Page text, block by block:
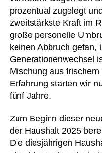
prozentual zugelegt
zweitstärkste Kraft im
große personelle
keinen Abbruch getan,
Generationenwechsel
Mischung aus
Erfahrung starten wir
fünf Jahre.
Zum Beginn dieser
der Haushalt 2025
Die diesjährigen